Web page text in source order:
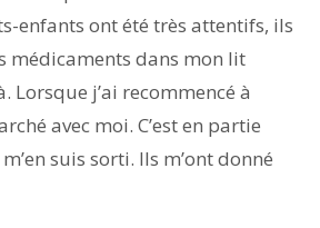
enfants ont été très attentifs, ils
médicaments dans mon lit
Lorsque j’ai recommencé à
avec moi. C’est en partie
suis sorti. Ils m’ont donné